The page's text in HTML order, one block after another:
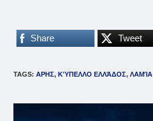
Share Tweet
TAGS:ΑΡΗΣ, ΚΎΠΕΛΛΟ ΕΛΛΆΔΟΣ, ΛΑΜΊΑ